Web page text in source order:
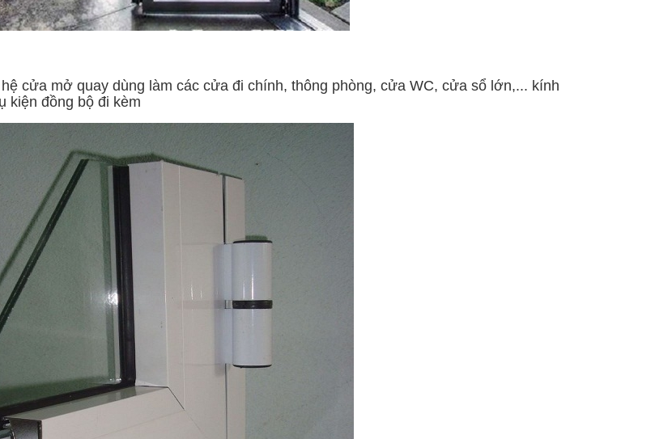
cửa mở quay dùng làm các cửa đi chính, thông phòng, cửa WC, cửa sổ lớn,... kính
kiện đồng bộ đi kèm